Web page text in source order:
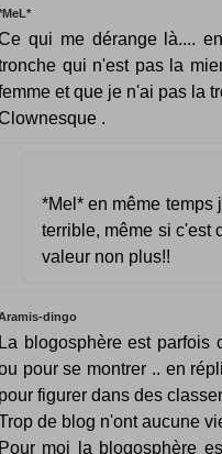
qui me dérange là....
qui n'est pas la
et que je n'ai pas la
.
*Mel* en même temps
terrible, même si c'est
valeur non plus!!
dingo
blogosphère est parfois
pour se montrer .. en
figurer dans des
de blog n'ont aucune
moi la blogosphère